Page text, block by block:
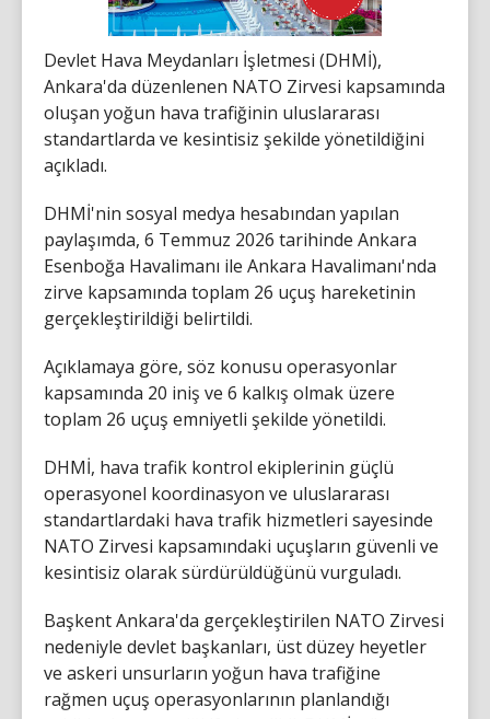
Devlet Hava Meydanları İşletmesi (DHMİ),
Ankara'da düzenlenen NATO Zirvesi kapsamında
oluşan yoğun hava trafiğinin uluslararası
standartlarda ve kesintisiz şekilde yönetildiğini
açıkladı.
DHMİ'nin sosyal medya hesabından yapılan
paylaşımda, 6 Temmuz 2026 tarihinde Ankara
Esenboğa Havalimanı ile Ankara Havalimanı'nda
zirve kapsamında toplam 26 uçuş hareketinin
gerçekleştirildiği belirtildi.
Açıklamaya göre, söz konusu operasyonlar
kapsamında 20 iniş ve 6 kalkış olmak üzere
toplam 26 uçuş emniyetli şekilde yönetildi.
DHMİ, hava trafik kontrol ekiplerinin güçlü
operasyonel koordinasyon ve uluslararası
standartlardaki hava trafik hizmetleri sayesinde
NATO Zirvesi kapsamındaki uçuşların güvenli ve
kesintisiz olarak sürdürüldüğünü vurguladı.
Başkent Ankara'da gerçekleştirilen NATO Zirvesi
nedeniyle devlet başkanları, üst düzey heyetler
ve askeri unsurların yoğun hava trafiğine
rağmen uçuş operasyonlarının planlandığı